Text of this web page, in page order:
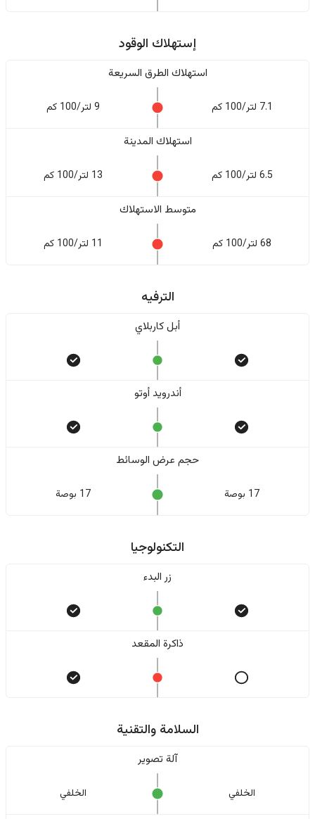
إستهلاك الوقود
استهلاك الطرق السريعة
7.1 لتر/100 كم 9 لتر/100 كم
استهلاك المدينة
6.5 لتر/100 كم 13 لتر/100 كم
متوسط الاستهلاك
68 لتر/100 كم 11 لتر/100 كم
الترفيه
أبل كاربلاي
أندرويد أوتو
حجم عرض الوسائط
17 بوصة 17 بوصة
التكنولوجيا
زر البدء
ذاكرة المقعد
السلامة والتقنية
آلة تصوير
الخلفي الخلفي